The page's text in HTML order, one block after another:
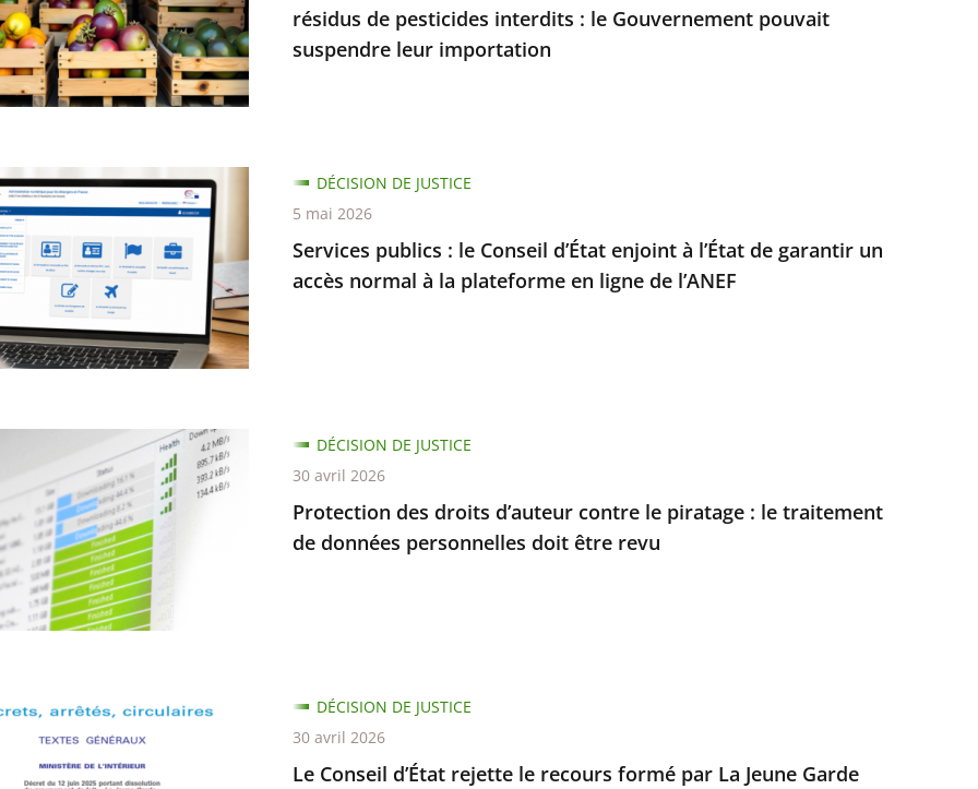
résidus de pesticides interdits : le Gouvernement pouvait
suspendre leur importation
Services publics : le Conseil d’État enjoint à l’État de garantir un
accès normal à la plateforme en ligne de l’ANEF
DÉCISION DE JUSTICE
5 mai 2026
Protection des droits d’auteur contre le piratage : le traitement
de données personnelles doit être revu
DÉCISION DE JUSTICE
30 avril 2026
Le Conseil d’État rejette le recours formé par La Jeune Garde
DÉCISION DE JUSTICE
30 avril 2026